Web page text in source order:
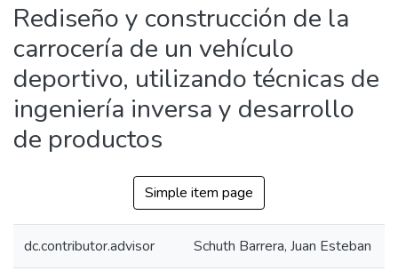
Rediseño y construcción de la
carrocería de un vehículo
deportivo, utilizando técnicas de
ingeniería inversa y desarrollo
de productos
Simple item page
dc.contributor.advisor Schuth Barrera, Juan Esteban